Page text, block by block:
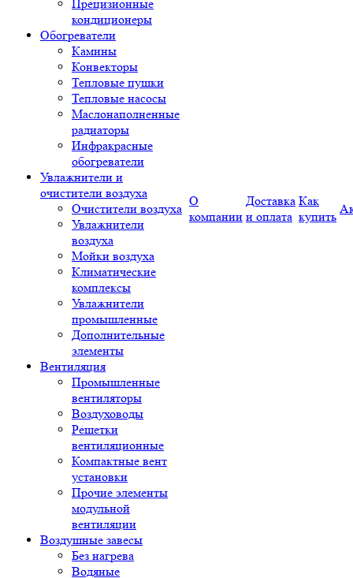
Прецизионные
кондиционеры
Обогреватели
Камины
Конвекторы
Тепловые пушки
Тепловые насосы
Маслонаполненные
радиаторы
Инфракрасные
обогреватели
Увлажнители и
очистители воздуха
Очистители воздуха
Увлажнители
воздуха
Мойки воздуха
Климатические
комплексы
Увлажнители
промышленные
Дополнительные
элементы
Вентиляция
Промышленные
вентиляторы
Воздуховоды
Решетки
вентиляционные
Компактные вент
установки
Прочие элементы
модульной
вентиляции
Воздушные завесы
Без нагрева
Водяные
О
компании
Доставка
и оплата
Как
купить